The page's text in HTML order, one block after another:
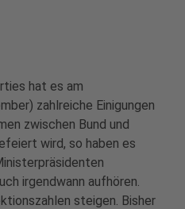
hat es am
zahlreiche Einigungen
zwischen Bund und
wird, so haben es
irgendwann aufhören.
steigen. Bisher